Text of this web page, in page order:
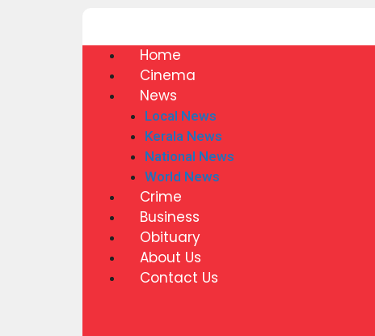
Home
Cinema
News
Local News
Kerala News
National News
World News
Crime
Business
Obituary
About Us
Contact Us